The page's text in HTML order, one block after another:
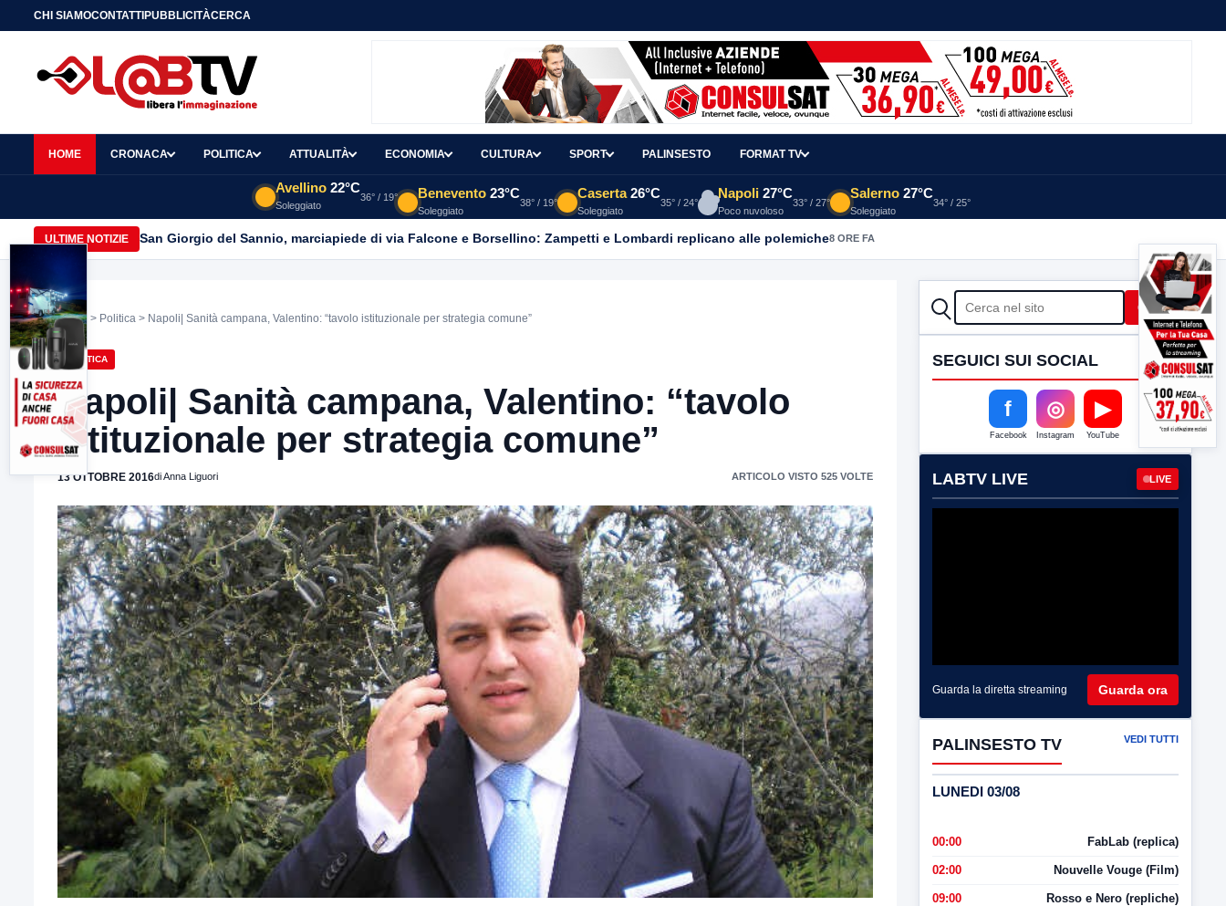
CHI SIAMOCONTATTIPUBBLICITÀCERCA
HOME CRONACA POLITICA ATTUALITÀ ECONOMIA CULTURA SPORT PALINSESTO FORMAT TV
Avellino 22°C
Soleggiato
36° / 19° Benevento 23°C
Soleggiato
38° / 19°
Caserta 26°C
Soleggiato
35° / 24°
Napoli 27°C
Poco nuvoloso
33° / 27°
Salerno 27°C
Soleggiato
34° / 25°
ULTIME NOTIZIE San Giorgio del Sannio, marciapiede di via Falcone e Borsellino: Zampetti e Lombardi replicano alle polemiche8 ORE FA
Home > Politica > Napoli| Sanità campana, Valentino: “tavolo istituzionale per strategia comune”
POLITICA
Napoli| Sanità campana, Valentino: “tavolo
istituzionale per strategia comune”
13 OTTOBRE 2016di Anna Liguori ARTICOLO VISTO 525 VOLTE
CERCA Cerca
SEGUICI SUI SOCIAL
f
Facebook
◎
Instagram
▶
YouTube
LABTV LIVE LIVE
Guarda la diretta streaming Guarda ora
PALINSESTO TV VEDI TUTTI
LUNEDI 03/08
00:00 FabLab (replica)
02:00 Nouvelle Vouge (Film)
09:00 Rosso e Nero (repliche)